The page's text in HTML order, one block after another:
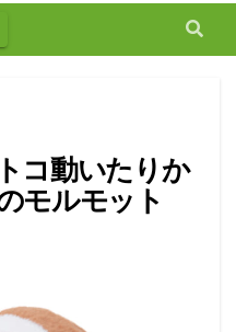
コ動いたりか
モルモット